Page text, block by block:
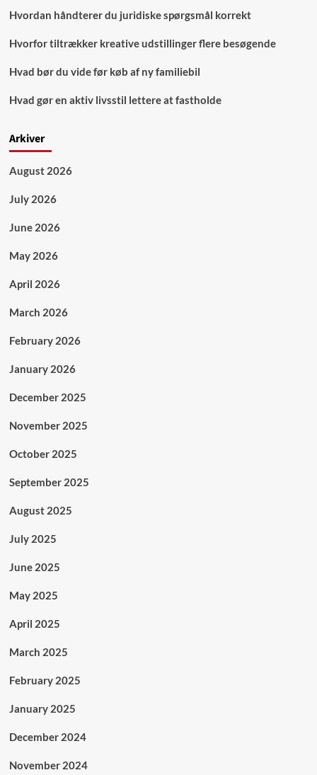
Hvordan håndterer du juridiske spørgsmål korrekt
Hvorfor tiltrækker kreative udstillinger flere besøgende
Hvad bør du vide før køb af ny familiebil
Hvad gør en aktiv livsstil lettere at fastholde
Arkiver
August 2026
July 2026
June 2026
May 2026
April 2026
March 2026
February 2026
January 2026
December 2025
November 2025
October 2025
September 2025
August 2025
July 2025
June 2025
May 2025
April 2025
March 2025
February 2025
January 2025
December 2024
November 2024